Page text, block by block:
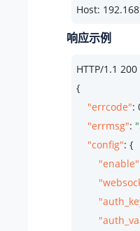
Host:
响应示例
HTTP/1.1 200
{
"errcode":
"errmsg":
"config": {
"enable"